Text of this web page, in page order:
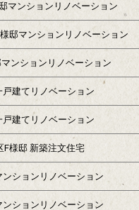
マンションリノベーション
邸マンションリノベーション
ンションリノベーション
建てリノベーション
戸建てリノベーション
F様邸 新築注文住宅
ションリノベーション
ションリノベーション